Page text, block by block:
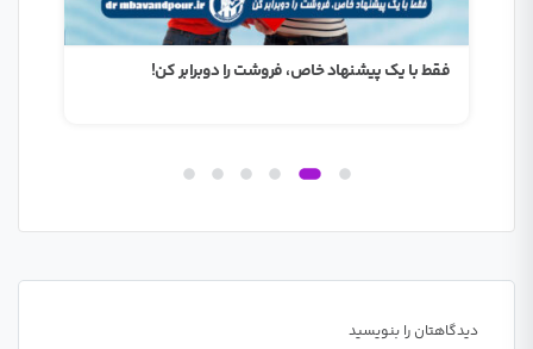
فقط با یک پیشنهاد خاص، فروشت را دوبرابر کن!
دیدگاهتان را بنویسید